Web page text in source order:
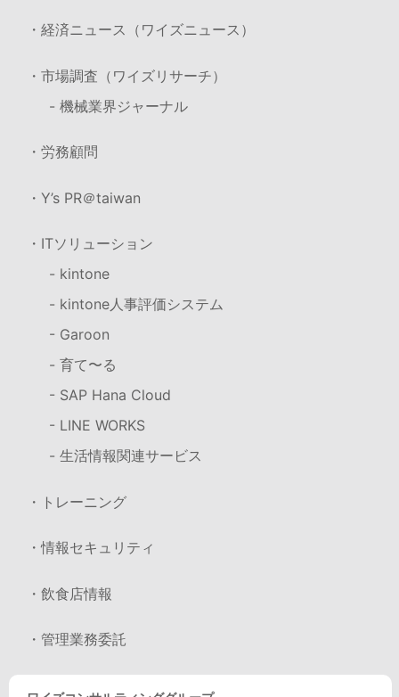
・経済ニュース（ワイズニュース）
・市場調査（ワイズリサーチ）
- 機械業界ジャーナル
・労務顧問
・Y’s PR＠taiwan
・ITソリューション
- kintone
- kintone人事評価システム
- Garoon
- 育て〜る
- SAP Hana Cloud
- LINE WORKS
- 生活情報関連サービス
・トレーニング
・情報セキュリティ
・飲食店情報
・管理業務委託